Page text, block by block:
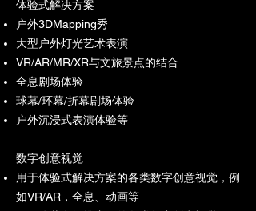
体验式解决方案
户外3DMapping秀
大型户外灯光艺术表演
VR/AR/MR/XR与文旅景点的结合
全息剧场体验
球幕/环幕/折幕剧场体验
户外沉浸式表演体验等
数字创意视觉
用于体验式解决方案的各类数字创意视觉，例
如VR/AR，全息、动画等